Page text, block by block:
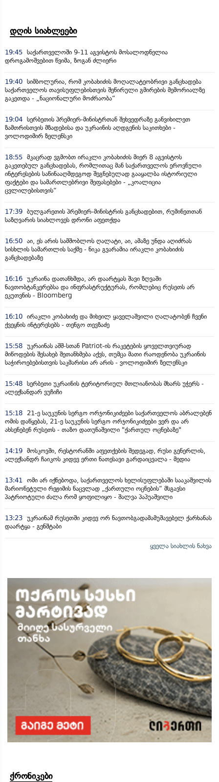
დღის სიახლეები
19:45 საქართველოში 9-11 აგვისტოს მოსალოდნელია
დროგამოშვებით წვიმა, ზოგან ძლიერი
19:40 სიმბოლურია, რომ კობახიძის მოღალატეობრივი განცხადება
საქართველოს თავისუფლებისთვის შეწირული გმირების მემორიალზე
გაკეთდა - „ნაციონალური მოძრაობა“
19:04 სერბეთის პრემიერ-მინისტრთან შეხვედრაზე განვიხილეთ
ზამთრისთვის მზადებისა და უკრაინის აღდგენის საკითხები -
ვოლოდიმირ ზელენსკი
18:55 მკაცრად ვგმობთ ირაკლი კობახიძის მიერ 8 აგვისტოს
გაკეთებულ განცხადებას, რომლითაც მან საქართველოს ეროვნული
ინტერესების საწინააღმდეგოდ შეგნებულად გააყალბა ისტორიული
ფაქტები და სამართლებრივი შეფასებები - „კოალიცია
ცვლილებისთვის“
17:39 ბულგარეთის პრემიერ-მინისტრის განცხადებით, რუმინეთთან
საზღვარის სიახლოვეს დრონი აფეთქდა
16:50 აი, ეს არის სამშობლოს ღალატი, აი, ამაზე უნდა აღიძრას
სისხლის სამართლის საქმე - ნიკა გვარამია ირაკლი კობახიძის
განცხადებაზე
16:16 უკრაინა დათანხმდა, არ დაარტყას შავი ზღვაში
ნავთობტანკერებსა და ინფრასტრუქტურას, რომლებიც რუსეთს არ
ეკუთვნის - Bloomberg
16:10 ირაკლი კობახიძე და მიხეილ ყაველაშვილი ღალატობენ ჩვენი
ქვეყნის ინტერესებს - თენგო თევზაძე
15:58 უკრაინას აშშ-სთან Patriot-ის რაკეტების ყოველთვიურად
მიწოდების შესახებ შეთანხმება აქვს, თუმცა მათი რაოდენობა უკრაინის
საჭიროებებისთვის საკმარისი არ არის - ვოლოდიმირ ზელენსკი
15:48 სერბეთი უკრაინის ტერიტორიულ მთლიანობას მხარს უჭერს -
ალექსანდარ ვუჩიჩი
15:18
21-ე საუკუნის სერგო ორჯონიკიძეები საქართველოს აბრალებენ
ომის დაწყებას, 21-ე საუკუნის სერგო ორჯონიკიძეები ვერ და არ
ახსენებენ რუსეთს - თაზო დათუნაშვილი "ქართულ ოცნებაზე"
14:19 მოსკოვში, რესტორანში აფეთქების შედეგად, რუსი გენერლის,
ალექსანდრ ჩაიკოს კიდევ ერთი ნათესავი გარდაიცვალა - მედია
13:41 ომი არ იქნებოდა, საქართველოს ხელისუფლებაში სააკაშვილის
მარიონეტული რეჟიმის ნაცვლად „ქართული ოცნების“ მსგავსი
პატრიოტული ძალა რომ ყოფილიყო - შალვა პაპუაშვილი
13:23 უკრაინამ რუსეთში კიდევ ორ ნავთობგადამამუშავებელ ქარხანას
დაარტყა - გენშტაბი
ყველა სიახლის ნახვა
ქრონიკები